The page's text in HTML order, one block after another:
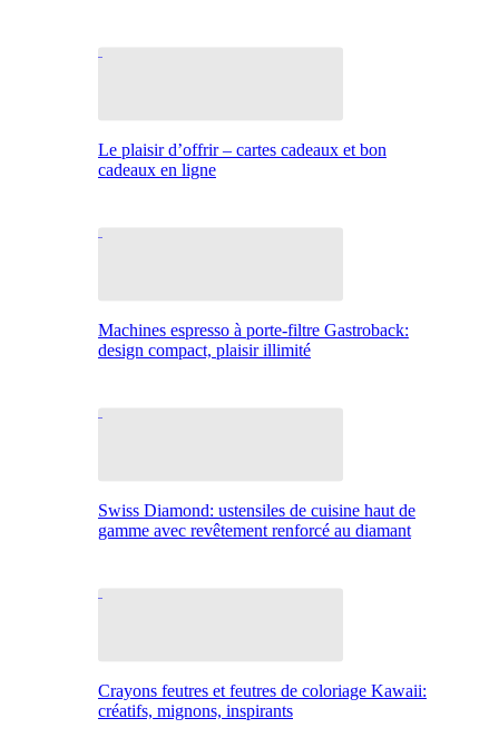
Le plaisir d’offrir – cartes cadeaux et bon
cadeaux en ligne
Machines espresso à porte-filtre Gastroback:
design compact, plaisir illimité
Swiss Diamond: ustensiles de cuisine haut de
gamme avec revêtement renforcé au diamant
Crayons feutres et feutres de coloriage Kawaii:
créatifs, mignons, inspirants